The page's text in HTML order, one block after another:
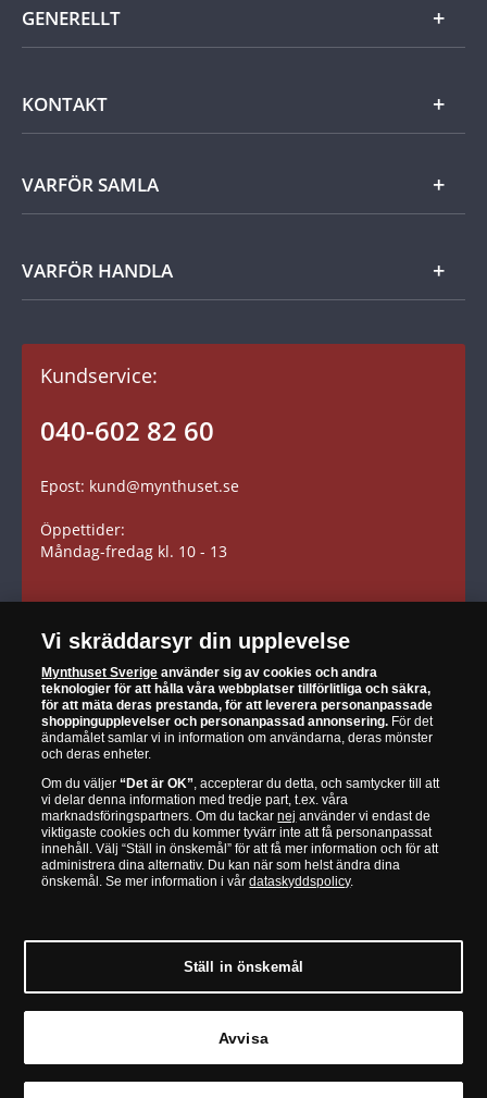
Guld
Samlingar
Gåvotips
GENERELLT
KONTAKT
Kundservice
Kontakt
VARFÖR SAMLA
VARFÖR HANDLA
Kundavtal och villkor
Betalning
Fraktkostnader
Reklamation
Retur
Kundservice:
040-602 82 60
Epost: kund@mynthuset.se
Öppettider:
Måndag-fredag kl. 10 - 13
När du är nöjd är vi nöjda
Alltid garanti för äkthet och kvalitet
Folkerepubliken Kinas Nationalbank och mer än
20 andra myntverk och nationalbanker.
Vi skräddarsyr din upplevelse
Mynthuset Sverige använder sig av cookies och andra
teknologier för att hålla våra webbplatser tillförlitliga och säkra,
för att mäta deras prestanda, för att leverera personanpassade
shoppingupplevelser och personanpassad annonsering. För det
ändamålet samlar vi in information om användarna, deras mönster
och deras enheter.
Om du väljer“Det är OK”, accepterar du detta, och samtycker till att
vi delar denna information med tredje part, t.ex. våra
marknadsföringspartners. Om du tackarnej använder vi endast de
viktigaste cookies och du kommer tyvärr inte att få personanpassat
innehåll. Välj “Ställ in önskemål” för att få mer information och för att
administrera dina alternativ. Du kan när som helst ändra dina
önskemål. Se mer information i vårdataskyddspolicy.
Ställ in önskemål
Avvisa